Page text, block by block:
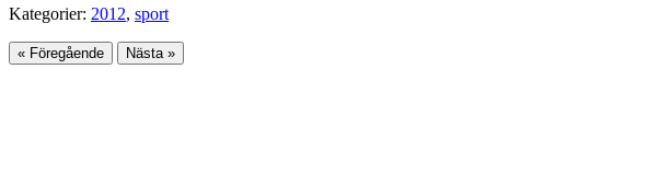
Kategorier: 2012, sport
« Föregående Nästa »